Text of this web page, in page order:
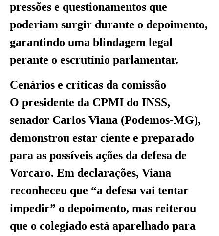
pressões e questionamentos que
poderiam surgir durante o depoimento,
garantindo uma blindagem legal
perante o escrutínio parlamentar.
Cenários e críticas da comissão
O presidente da CPMI do INSS,
senador Carlos Viana (Podemos-MG),
demonstrou estar ciente e preparado
para as possíveis ações da defesa de
Vorcaro. Em declarações, Viana
reconheceu que “a defesa vai tentar
impedir” o depoimento, mas reiterou
que o colegiado está aparelhado para